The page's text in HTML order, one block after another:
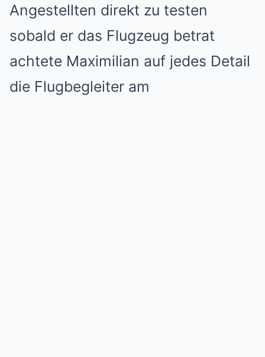
Angestellten direkt zu testen
sobald er das Flugzeug betrat
achtete Maximilian auf jedes Detail
die Flugbegleiter am